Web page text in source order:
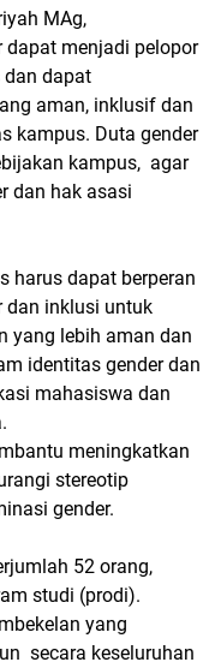
MAg,
dapat menjadi pelopor
dan dapat
aman, inklusif dan
kampus. Duta gender
kampus, agar
dan hak asasi
harus dapat berperan
dan inklusi untuk
yang lebih aman dan
identitas gender dan
mahasiswa dan
meningkatkan
stereotip
gender.
52 orang,
studi (prodi).
yang
secara keseluruhan